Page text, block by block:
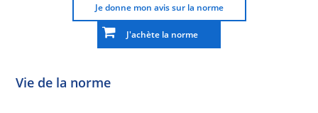
Je donne mon avis sur la norme
J'achète la norme
Vie de la norme